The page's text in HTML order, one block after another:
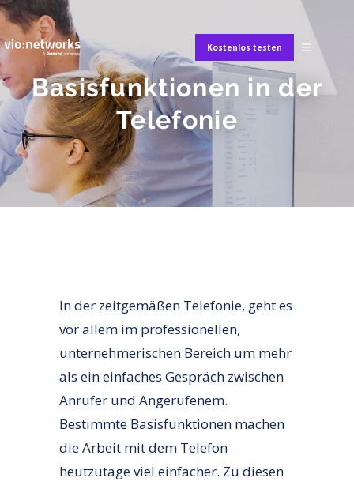
Kostenlos testen
Basisfunktionen in der
Telefonie
In der zeitgemäßen Telefonie, geht es
vor allem im professionellen,
unternehmerischen Bereich um mehr
als ein einfaches Gespräch zwischen
Anrufer und Angerufenem.
Bestimmte Basisfunktionen machen
die Arbeit mit dem Telefon
heutzutage viel einfacher. Zu diesen